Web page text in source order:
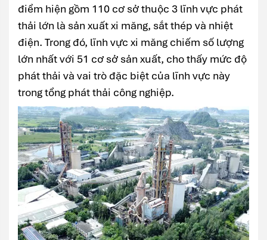
điểm hiện gồm 110 cơ sở thuộc 3 lĩnh vực phát
thải lớn là sản xuất xi măng, sắt thép và nhiệt
điện. Trong đó, lĩnh vực xi măng chiếm số lượng
lớn nhất với 51 cơ sở sản xuất, cho thấy mức độ
phát thải và vai trò đặc biệt của lĩnh vực này
trong tổng phát thải công nghiệp.